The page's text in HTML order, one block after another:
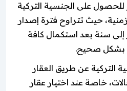
على الجنسية التركية
حيث تتراوح فترة إصدار
بين 6 أشهر إلى سنة بعد استكمال كافة
بشكل صحيح.
التركية عن طريق العقار
خاصة عند اختيار عقار